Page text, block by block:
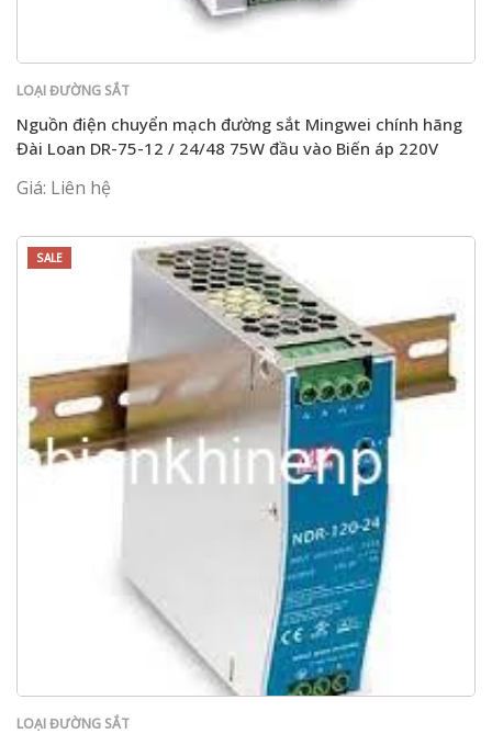
LOẠI ĐƯỜNG SẮT
Nguồn điện chuyển mạch đường sắt Mingwei chính hãng
Đài Loan DR-75-12 / 24/48 75W đầu vào Biến áp 220V
Giá: Liên hệ
SALE
LOẠI ĐƯỜNG SẮT